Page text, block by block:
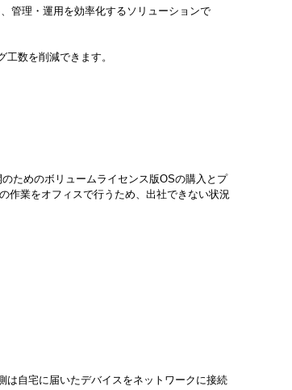
管理・運用を効率化するソリューションで
数を削減できます。
ためのボリュームライセンス版OSの購入とプ
作業をオフィスで行うため、出社できない状況
は自宅に届いたデバイスをネットワークに接続